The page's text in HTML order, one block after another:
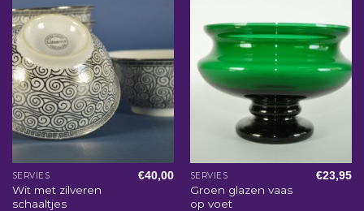
SERVIES
Wit met zilveren
schaaltjes
€40,00 SERVIES
Groen glazen vaas
op voet
€23,95